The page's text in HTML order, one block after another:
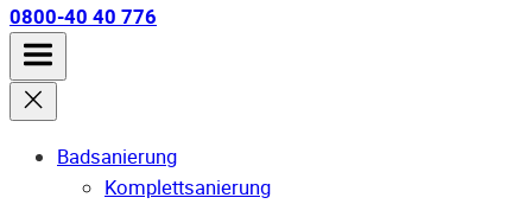
0800-40 40 776
Badsanierung
Komplettsanierung